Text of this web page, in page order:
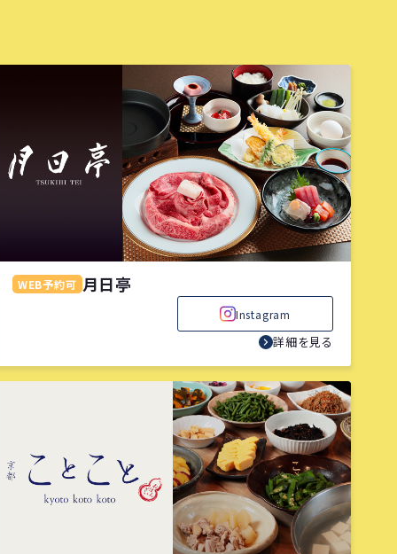
WEB予約可 月日亭
Instagram
詳細を見る